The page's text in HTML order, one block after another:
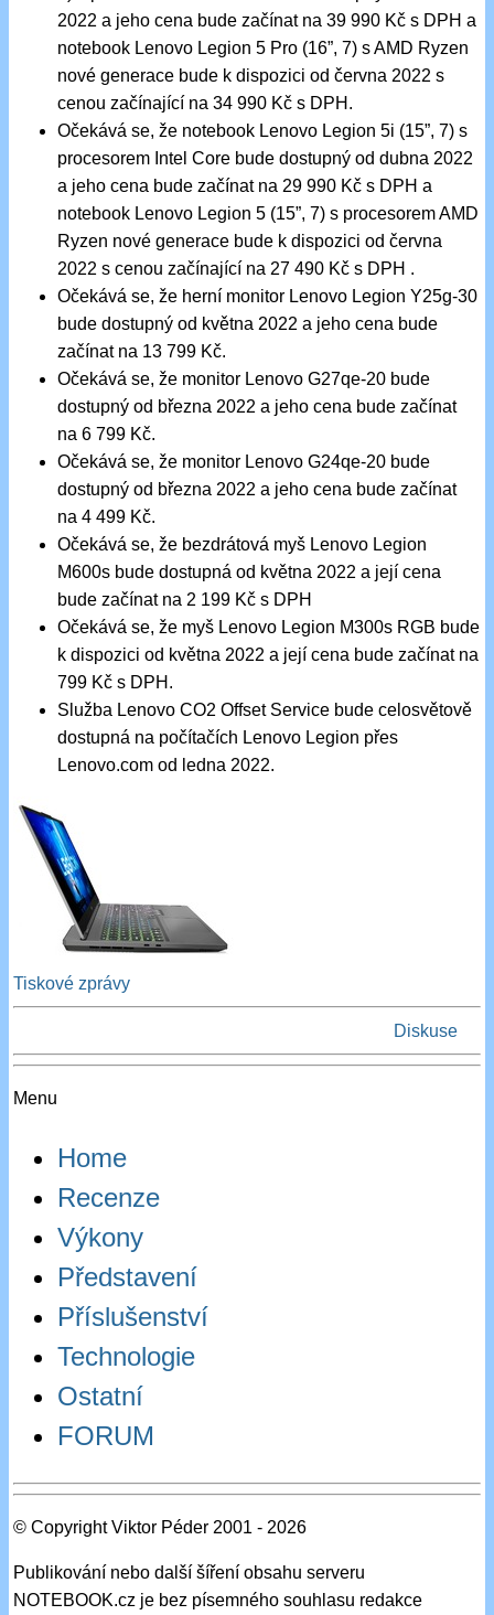
2022 a jeho cena bude začínat na 39 990 Kč s DPH a
notebook Lenovo Legion 5 Pro (16”, 7) s AMD Ryzen
nové generace bude k dispozici od června 2022 s
cenou začínající na 34 990 Kč s DPH.
Očekává se, že notebook Lenovo Legion 5i (15”, 7) s
procesorem Intel Core bude dostupný od dubna 2022
a jeho cena bude začínat na 29 990 Kč s DPH a
notebook Lenovo Legion 5 (15”, 7) s procesorem AMD
Ryzen nové generace bude k dispozici od června
2022 s cenou začínající na 27 490 Kč s DPH .
Očekává se, že herní monitor Lenovo Legion Y25g-30
bude dostupný od května 2022 a jeho cena bude
začínat na 13 799 Kč.
Očekává se, že monitor Lenovo G27qe-20 bude
dostupný od března 2022 a jeho cena bude začínat
na 6 799 Kč.
Očekává se, že monitor Lenovo G24qe-20 bude
dostupný od března 2022 a jeho cena bude začínat
na 4 499 Kč.
Očekává se, že bezdrátová myš Lenovo Legion
M600s bude dostupná od května 2022 a její cena
bude začínat na 2 199 Kč s DPH
Očekává se, že myš Lenovo Legion M300s RGB bude
k dispozici od května 2022 a její cena bude začínat na
799 Kč s DPH.
Služba Lenovo CO2 Offset Service bude celosvětově
dostupná na počítačích Lenovo Legion přes
Lenovo.com od ledna 2022.
Tiskové zprávy
Diskuse
Menu
Home
Recenze
Výkony
Představení
Příslušenství
Technologie
Ostatní
FORUM
© Copyright Viktor Péder 2001 - 2026
Publikování nebo další šíření obsahu serveru
NOTEBOOK.cz je bez písemného souhlasu redakce